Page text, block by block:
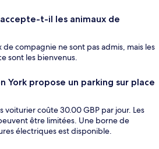
t-il les animaux de
de compagnie ne sont pas admis, mais les
sont les bienvenus.
York propose un parking sur place
voiturier coûte 30.00 GBP par jour. Les
être limitées. Une borne de
électriques est disponible.